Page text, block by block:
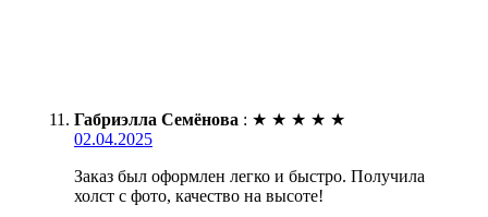
Габриэлла Семёнова : ★ ★ ★ ★ ★
02.04.2025
Заказ был оформлен легко и быстро. Получила
холст с фото, качество на высоте!